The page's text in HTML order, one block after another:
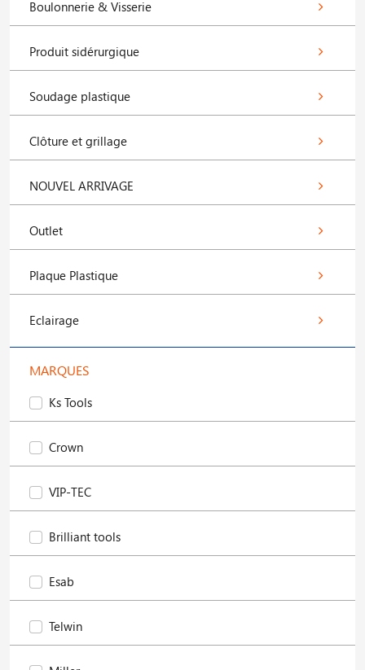
Boulonnerie & Visserie
Produit sidérurgique
Soudage plastique
Clôture et grillage
NOUVEL ARRIVAGE
Outlet
Plaque Plastique
Eclairage
MARQUES
Ks Tools
Crown
VIP-TEC
Brilliant tools
Esab
Telwin